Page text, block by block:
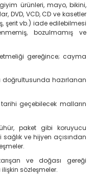
ürünleri, mayo, bikini,
DVD, VCD, CD ve kasetler
şerit vb.) iade edilebilmesi
bozulmamış ve
gereğince; cayma
doğrultusunda hazırlanan
geçebilecek malların
paket gibi koruyucu
ve hijyen açısından
ve doğası gereği
sözleşmeler.